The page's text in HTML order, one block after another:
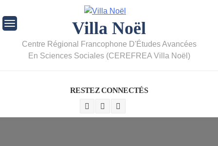
Villa Noël
Centre Régional Francophone D'Études Avancées
En Sciences Sociales (CEREFREA Villa Noël)
RESTEZ CONNECTÉS